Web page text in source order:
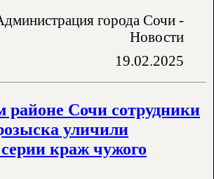
города Сочи -
Новости
19.02.2025
районе Сочи сотрудники
уличили
краж чужого